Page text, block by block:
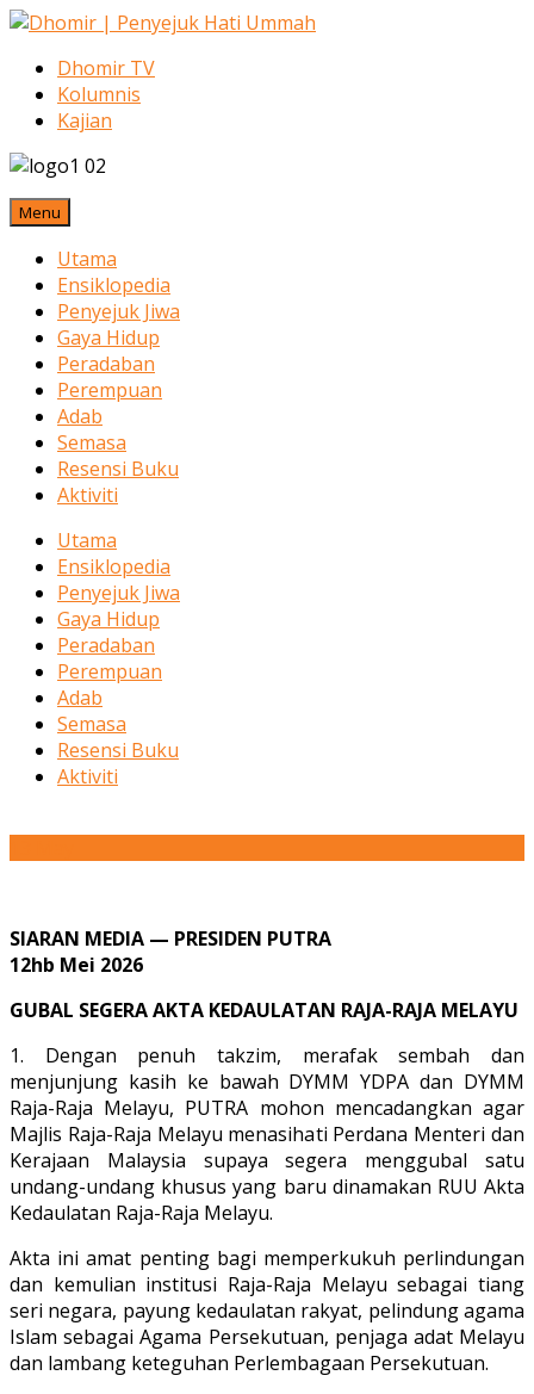
Dhomir TV
Kolumnis
Kajian
Menu
Utama
Ensiklopedia
Penyejuk Jiwa
Gaya Hidup
Peradaban
Perempuan
Adab
Semasa
Resensi Buku
Aktiviti
Utama
Ensiklopedia
Penyejuk Jiwa
Gaya Hidup
Peradaban
Perempuan
Adab
Semasa
Resensi Buku
Aktiviti
SIARAN MEDIA — PRESIDEN PUTRA
12hb Mei 2026
GUBAL SEGERA AKTA KEDAULATAN RAJA-RAJA MELAYU
1. Dengan penuh takzim, merafak sembah dan
menjunjung kasih ke bawah DYMM YDPA dan DYMM
Raja-Raja Melayu, PUTRA mohon mencadangkan agar
Majlis Raja-Raja Melayu menasihati Perdana Menteri dan
Kerajaan Malaysia supaya segera menggubal satu
undang-undang khusus yang baru dinamakan RUU Akta
Kedaulatan Raja-Raja Melayu.
Akta ini amat penting bagi memperkukuh perlindungan
dan kemulian institusi Raja-Raja Melayu sebagai tiang
seri negara, payung kedaulatan rakyat, pelindung agama
Islam sebagai Agama Persekutuan, penjaga adat Melayu
dan lambang keteguhan Perlembagaan Persekutuan.